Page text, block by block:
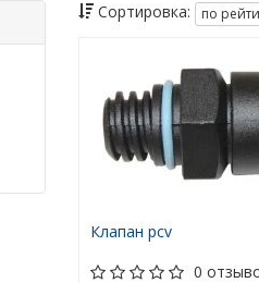
Сортировка: по
Клапан pcv
0